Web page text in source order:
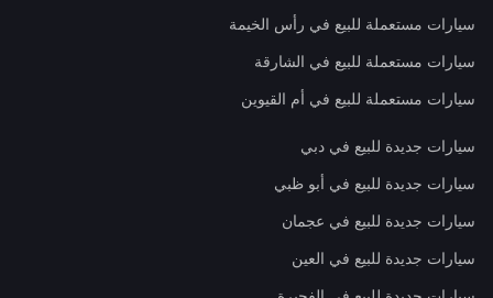
سيارات مستعملة للبيع في رأس الخيمة
سيارات مستعملة للبيع في الشارقة
سيارات مستعملة للبيع في أم القيوين
سيارات جديدة للبيع في دبي
سيارات جديدة للبيع في أبو ظبي
سيارات جديدة للبيع في عجمان
سيارات جديدة للبيع في العين